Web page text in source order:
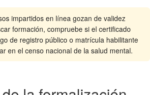
impartidos en línea gozan de validez
formación, compruebe si el certificado
de registro público o matrícula habilitante
en el censo nacional de la salud mental.